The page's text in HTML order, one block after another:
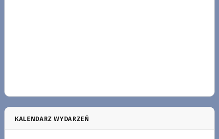
KALENDARZ WYDARZEŃ